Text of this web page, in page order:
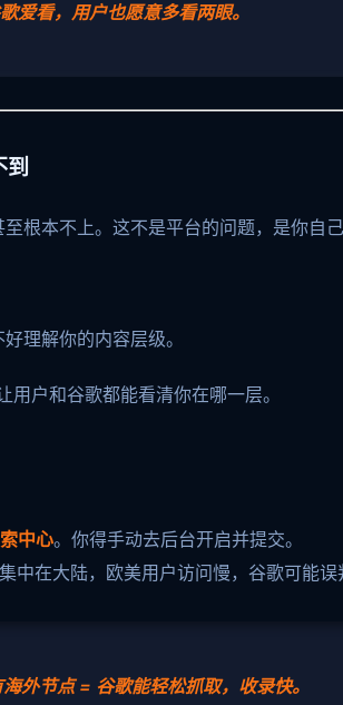
看，用户也愿意多看两眼。
根本不上。这不是平台的问题，是你自己
理解你的内容层级。
户和谷歌都能看清你在哪一层。
中心。你得手动去后台开启并提交。
在大陆，欧美用户访问慢，谷歌可能误
节点 = 谷歌能轻松抓取，收录快。